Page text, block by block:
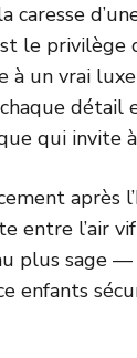
le privilège
à un vrai
détail
qui invite à
après
entre l’air
plus sage
enfants